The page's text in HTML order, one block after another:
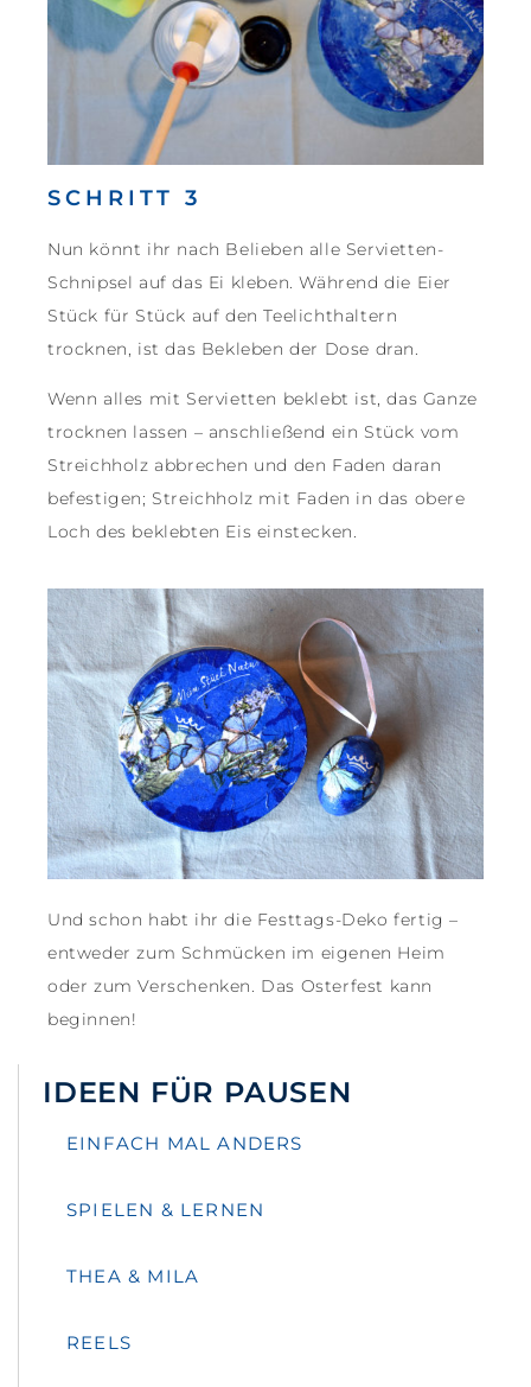
SCHRITT 3
Nun könnt ihr nach Belieben alle Servietten-
Schnipsel auf das Ei kleben. Während die Eier
Stück für Stück auf den Teelichthaltern
trocknen, ist das Bekleben der Dose dran.
Wenn alles mit Servietten beklebt ist, das Ganze
trocknen lassen – anschließend ein Stück vom
Streichholz abbrechen und den Faden daran
befestigen; Streichholz mit Faden in das obere
Loch des beklebten Eis einstecken.
Und schon habt ihr die Festtags-Deko fertig –
entweder zum Schmücken im eigenen Heim
oder zum Verschenken. Das Osterfest kann
beginnen!
IDEEN FÜR PAUSEN
EINFACH MAL ANDERS
SPIELEN & LERNEN
THEA & MILA
REELS